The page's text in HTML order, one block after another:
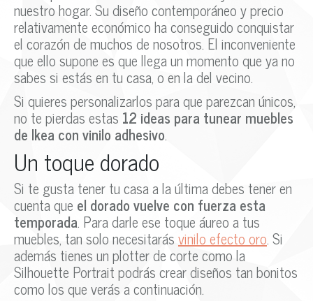
nuestro hogar. Su diseño contemporáneo y precio
relativamente económico ha conseguido conquistar
el corazón de muchos de nosotros. El inconveniente
que ello supone es que llega un momento que ya no
sabes si estás en tu casa, o en la del vecino.
Si quieres personalizarlos para que parezcan únicos,
no te pierdas estas 12 ideas para tunear muebles
de Ikea con vinilo adhesivo.
Un toque dorado
Si te gusta tener tu casa a la última debes tener en
cuenta que el dorado vuelve con fuerza esta
temporada. Para darle ese toque áureo a tus
muebles, tan solo necesitarásvinilo efecto oro. Si
además tienes un plotter de corte como la
Silhouette Portrait podrás crear diseños tan bonitos
como los que verás a continuación.